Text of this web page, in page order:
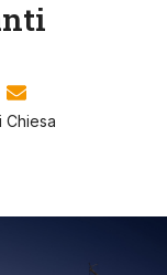
Chiesa